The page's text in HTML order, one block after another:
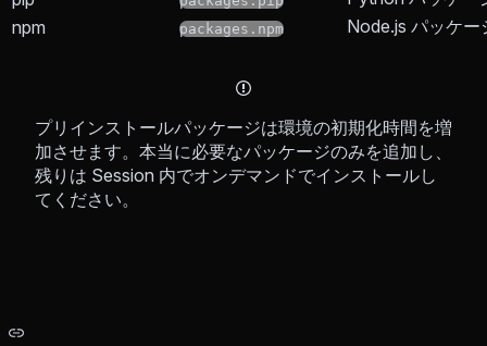
npm
packages.npm Node.js パッケー
プリインストールパッケージは環境の初期化時間を増
加させます。本当に必要なパッケージのみを追加し、
残りは Session 内でオンデマンドでインストールし
てください。